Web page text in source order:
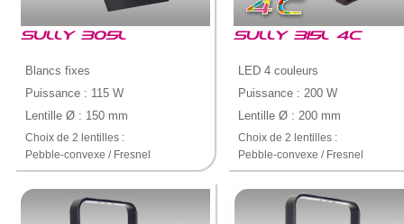
SULLY 305L
Blancs fixes
Puissance : 115 W
Lentille Ø : 150 mm
Choix de 2 lentilles :
Pebble-convexe / Fresnel
SULLY 315L 4C
LED 4 couleurs
Puissance : 200 W
Lentille Ø : 200 mm
Choix de 2 lentilles :
Pebble-convexe / Fresnel